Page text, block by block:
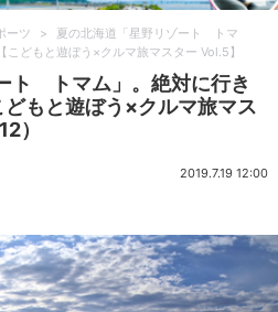
ーツ >
夏の北海道「星野リゾート トマ
どもと遊ぼう×クルマ旅マスター Vol.5】
ト トマム」。絶対に行き
もと遊ぼう×クルマ旅マス
）
2019.7.19 12:00